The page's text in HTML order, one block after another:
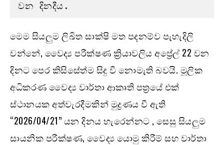
වන දිනදීය.
මෙම සියලුම ලිඛිත සාක්ෂි මත පදනම්ව පැහැදිලි
වන්නේ, වෛද්‍ය පරීක්ෂණ ක්‍රියාවලිය අප්‍රේල් 22 වන
දිනට පෙර කිසිසේත්ම සිදු වී නොමැති බවයි. මූලික
අධිකරණ වෛද්‍ය වාර්තා ආකෘති පත්‍රයේ එක්
ස්ථානයක අත්වැරදීමකින් මුද්‍රණය වී ඇති
“2026/04/21” යන දිනය හැරෙන්නට , සෙසු සියලුම
සායනික පරීක්ෂණ, වෛද්‍ය යොමු කිරීම් සහ වාර්තා